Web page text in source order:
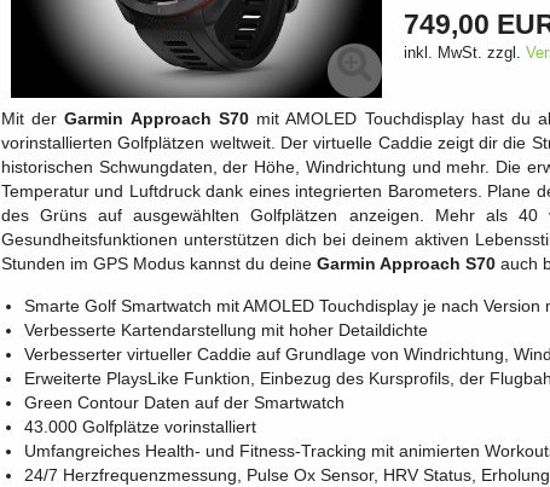
749,00
inkl. MwSt. zzgl.
Mit derGarmin Approach S70mit AMOLED Touchdisplay hast du
vorinstallierten Golfplätzen weltweit. Der virtuelle Caddie zeigt dir die
historischen Schwungdaten, der Höhe, Windrichtung und mehr. Die
Temperatur und Luftdruck dank eines integrierten Barometers. Plane
des Grüns auf ausgewählten Golfplätzen anzeigen. Mehr als
Gesundheitsfunktionen unterstützen dich bei deinem aktiven
Stunden im GPS Modus kannst du deine Garmin Approach S70 auch
Smarte Golf Smartwatch mit AMOLED Touchdisplay je nach
Verbesserte Kartendarstellung mit hoher Detaildichte
Verbesserter virtueller Caddie auf Grundlage von Windrichtung,
Erweiterte PlaysLike Funktion, Einbezug des Kursprofils, der
Green Contour Daten auf der Smartwatch
43.000 Golfplätze vorinstalliert
Umfangreiches Health- und Fitness-Tracking mit animierten
24/7 Herzfrequenzmessung, Pulse Ox Sensor, HRV Status,